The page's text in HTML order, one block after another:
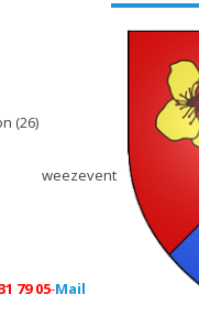
(26)
79 05-Mail